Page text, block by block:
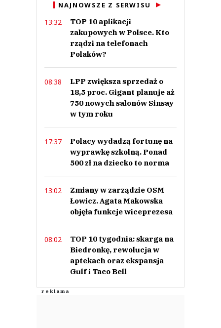
This comment was minimized by the moderator on the site
Biznes masę by „resortowe dzieci”
XD
Odpowiedz
23.06.2023 / 11:35
This comment was minimized by the moderator on the site
Odpowiedz
0
23.06.2023 / 02:31
NAJNOWSZE Z SERWISU
13:32
TOP 10 aplikacji
zakupowych w Polsce. Kto
rządzi na telefonach
Polaków?
08:38
LPP zwiększa sprzedaż o
18,5 proc. Gigant planuje aż
750 nowych salonów Sinsay
w tym roku
17:37
Polacy wydadzą fortunę na
wyprawkę szkolną. Ponad
500 zł na dziecko to norma
13:02
Zmiany w zarządzie OSM
Łowicz. Agata Makowska
objęła funkcje wiceprezesa
08:02
TOP 10 tygodnia: skarga na
Biedronkę, rewolucja w
aptekach oraz ekspansja
Gulf i Taco Bell